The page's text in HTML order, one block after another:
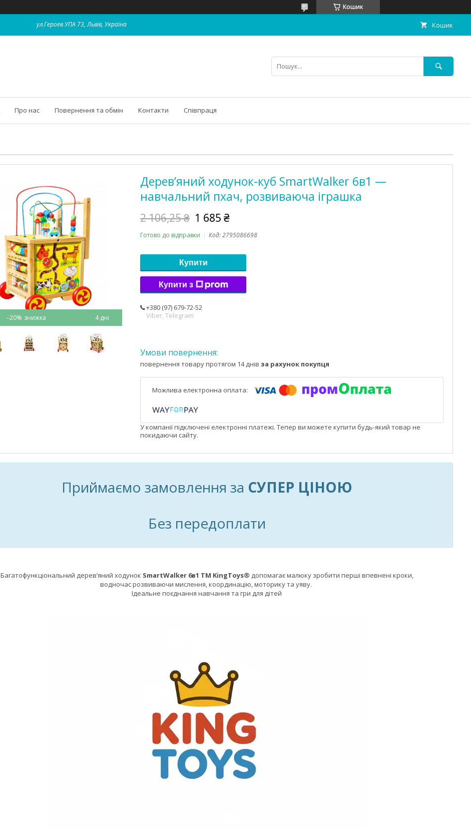
Кошик
ул.Героев УПА 73, Львів, Україна Кошик
Про нас Повернення та обмін Контакти Співпраця
–20% 4 дні
Дерев’яний ходунок-куб SmartWalker 6в1 —
навчальний пхач, розвиваюча іграшка
2 106,25 ₴ 1 685 ₴
Готово до відправки Код:2795086698
Купити
Купити з
+380 (97) 679-72-52
Viber, Telegram
повернення товару протягом 14 днів за рахунок покупця
У компанії підключені електронні платежі. Тепер ви можете купити будь-який товар не
покидаючи сайту.
Приймаємо замовлення за СУПЕР ЦІНОЮ
Без передоплати
Багатофункціональний дерев’яний ходунок SmartWalker 6в1 TM KingToys® допомагає малюку зробити перші впевнені кроки,
водночас розвиваючи мислення, координацію, моторику та уяву.
Ідеальне поєднання навчання та гри для дітей